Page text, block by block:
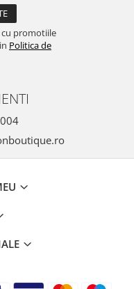
cu promotiile
Politica de